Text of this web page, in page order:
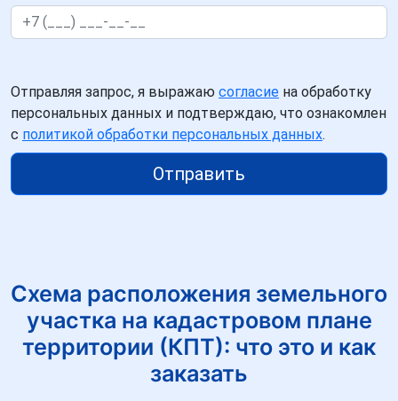
Отправляя запрос, я выражаю согласие на обработку
персональных данных и подтверждаю, что ознакомлен
с политикой обработки персональных данных.
Отправить
Схема расположения земельного
участка на кадастровом плане
территории (КПТ): что это и как
заказать